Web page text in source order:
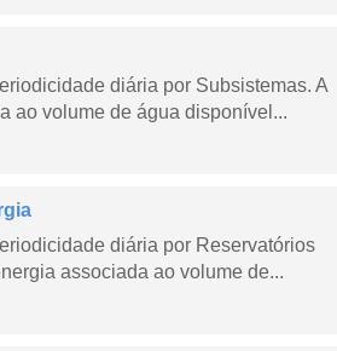
diária por Subsistemas. A
ao volume de água disponível...
diária por Reservatórios
associada ao volume de...